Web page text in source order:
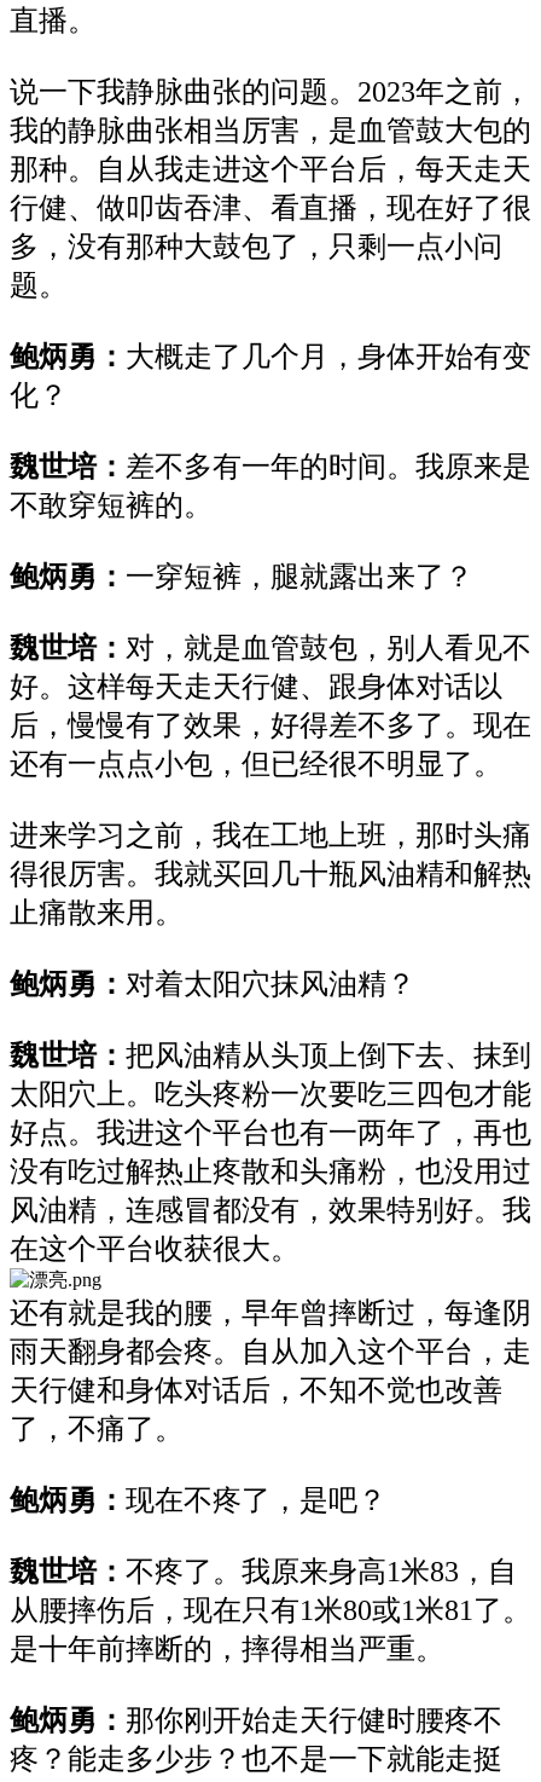
直播。
说一下我静脉曲张的问题。 2023年之前 ，
我的静脉曲张相当厉害， 是血管鼓大包的
那种。自从我走进这个平台后， 每天走天
行健、做叩齿吞津、 看直播， 现在好了很
多， 没有那种大鼓包了， 只剩 一点小问
题。
鲍炳勇： 大概走了几个月 ， 身体开始有变
化 ？
魏世培： 差不多有一年的时间 。我原来是
不敢穿短裤的。
鲍炳勇： 一穿短裤，腿就露出来了 ？
魏世培： 对，就是血管鼓包 ， 别人看见不
好。 这样每天走天行健、 跟身体对话以
后 ，慢慢有了效果， 好得差不多了。现在
还有一点点小包，但已经很不明显了。
进来学习之前， 我在工地上班， 那时头痛
得很厉害。 我就买回几十瓶风油精和解热
止痛散来用。
鲍炳勇： 对着太阳穴抹风油精 ？
魏世培： 把风油精从头顶上倒下去、抹到
太阳穴上。 吃头疼粉一次要吃三四包才能
好点。 我进这个平台也有一两年了 ，再也
没有吃过解热止疼散和头痛粉 ，也没用过
风油精 ， 连感冒都没有，效果特别好。我
在这个平台收获很大。
还有就是我的腰 ， 早年曾摔断过 ， 每逢 阴
雨天翻身都会疼。 自 从加入这个平台 ，走
天行健和身体对话后， 不知不觉也改善
了，不痛了。
鲍炳勇： 现在不疼了 ， 是吧？
魏世培： 不疼了。我原来身高1米83， 自
从腰摔伤后，现在只有1米80或1米81了。
是十年前摔断的 ， 摔得相当严重。
鲍炳勇： 那你刚开始走天行健时腰疼不
疼 ？ 能走多少步？ 也不是一下就能走挺